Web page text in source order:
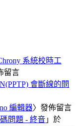
系統校時工
留言
會斷線的問
編輯器〉發佈留言
碼問題 - 終音 」於